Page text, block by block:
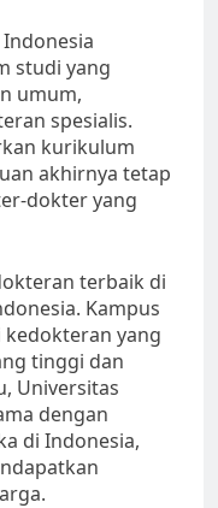
studi yang
umum,
spesialis.
kurikulum
akhirnya tetap
dokter yang
terbaik di
Kampus
yang
tinggi dan
Universitas
dengan
di Indonesia,